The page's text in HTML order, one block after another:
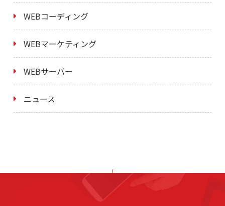
WEBコーディング
WEBマーケティング
WEBサーバー
ニュース